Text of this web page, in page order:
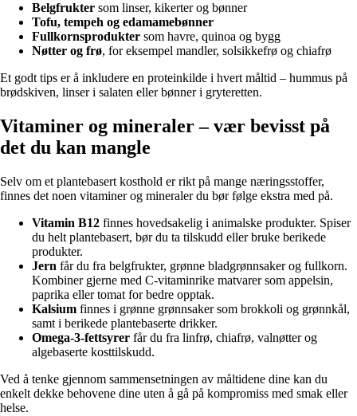
Belgfrukter som linser, kikerter og bønner
Tofu, tempeh og edamamebønner
Fullkornsprodukter som havre, quinoa og bygg
Nøtter og frø, for eksempel mandler, solsikkefrø og chiafrø
Et godt tips er å inkludere en proteinkilde i hvert måltid – hummus på
brødskiven, linser i salaten eller bønner i gryteretten.
Vitaminer og mineraler – vær bevisst på
det du kan mangle
Selv om et plantebasert kosthold er rikt på mange næringsstoffer,
finnes det noen vitaminer og mineraler du bør følge ekstra med på.
Vitamin B12 finnes hovedsakelig i animalske produkter. Spiser
du helt plantebasert, bør du ta tilskudd eller bruke berikede
produkter.
Jern får du fra belgfrukter, grønne bladgrønnsaker og fullkorn.
Kombiner gjerne med C-vitaminrike matvarer som appelsin,
paprika eller tomat for bedre opptak.
Kalsium finnes i grønne grønnsaker som brokkoli og grønnkål,
samt i berikede plantebaserte drikker.
Omega-3-fettsyrer får du fra linfrø, chiafrø, valnøtter og
algebaserte kosttilskudd.
Ved å tenke gjennom sammensetningen av måltidene dine kan du
enkelt dekke behovene dine uten å gå på kompromiss med smak eller
helse.